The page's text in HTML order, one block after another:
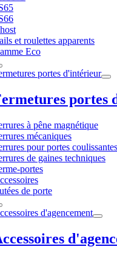
et roulettes apparents
Eco
portes d'intérieur
portes
à pêne magnétique
mécaniques
pour portes coulissantes
de gaines techniques
portes
de porte
d'agencement